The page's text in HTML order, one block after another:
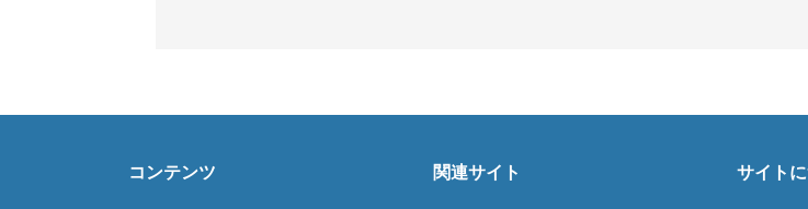
コンテンツ 関連サイト サイト